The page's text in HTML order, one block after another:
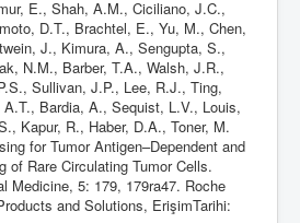
E., Shah, A.M., Ciciliano, J.C.,
D.T., Brachtel, E., Yu, M., Chen,
J., Kimura, A., Sengupta, S.,
N.M., Barber, T.A., Walsh, J.R.,
Sullivan, J.P., Lee, R.J., Ting,
Bardia, A., Sequist, L.V., Louis,
Kapur, R., Haber, D.A., Toner, M.
for Tumor Antigen–Dependent and
of Rare Circulating Tumor Cells.
Medicine, 5: 179, 179ra47. Roche
and Solutions, ErişimTarihi: